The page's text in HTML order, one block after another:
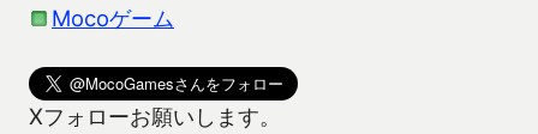
Mocoゲーム
Xフォローお願いします。